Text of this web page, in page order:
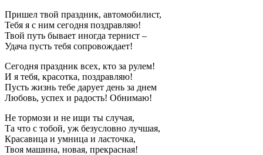
Пришел твой праздник, автомобилист,
Тебя я с ним сегодня поздравляю!
Твой путь бывает иногда тернист –
Удача пусть тебя сопровождает!
Сегодня праздник всех, кто за рулем!
И я тебя, красотка, поздравляю!
Пусть жизнь тебе дарует день за днем
Любовь, успех и радость! Обнимаю!
Не тормози и не ищи ты случая,
Та что с тобой, уж безусловно лучшая,
Красавица и умница и ласточка,
Твоя машина, новая, прекрасная!